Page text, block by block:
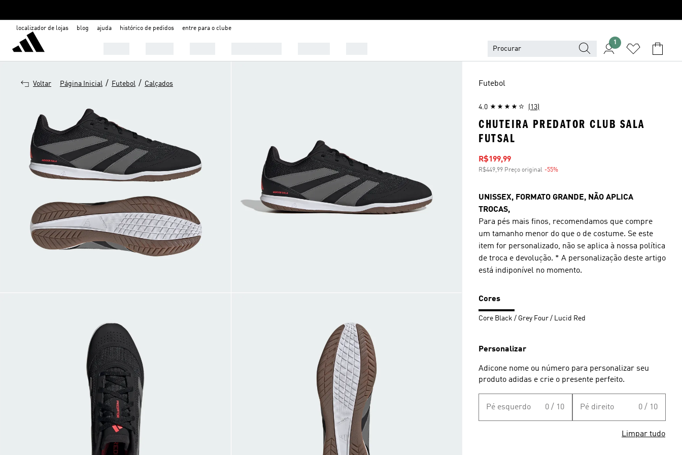
localizador de lojas blog ajuda histórico de pedidos entre para o clube
1
Voltar Página Inicial / Futebol / Calçados Futebol
4.0 (13)
CHUTEIRA PREDATOR CLUB SALA
FUTSAL
Preço com desconto
R$199,99
R$449,99 Preço original -55%
UNISSEX, FORMATO GRANDE, NÃO APLICA
TROCAS,
Para pés mais finos, recomendamos que compre
um tamanho menor do que o de costume. Se este
item for personalizado, não se aplica à nossa política
de troca e devolução. * A personalização deste artigo
está indiponível no momento.
Cores
Core Black / Grey Four / Lucid Red
Personalizar
Adicone nome ou número para personalizar seu
produto adidas e crie o presente perfeito.
Pé esquerdo 0 / 10 Pé direito 0 / 10
Limpar tudo